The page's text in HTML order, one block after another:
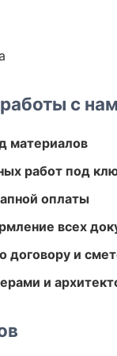
с
материалов
работ под
оплаты
всех
договору и
и